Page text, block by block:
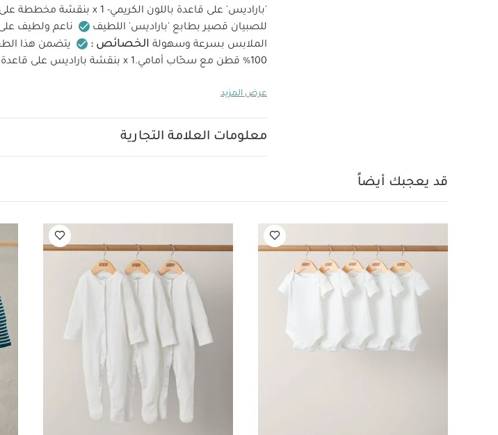
'باراديس' على قاعدة باللون الكريمي- 1 x بنقشة مخططة على قاعدة ستون
للصبيان قصير بطابع 'باراديس' اللطيف
ناعم ولطيف
الملابس بسرعة وسهولة الخصائص :
يبيض
تجفيف بارد في المجفف
عضوي بلون أبيض - 5 قطع
طقم بيجاما قطعة واحدة عضوية بلون أبيض -
عرض المزيد
معلومات العلامة التجارية
قد يعجبك أيضاً